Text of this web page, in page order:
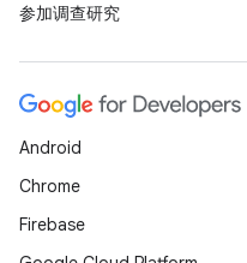
参加调查研究
Android
Chrome
Firebase